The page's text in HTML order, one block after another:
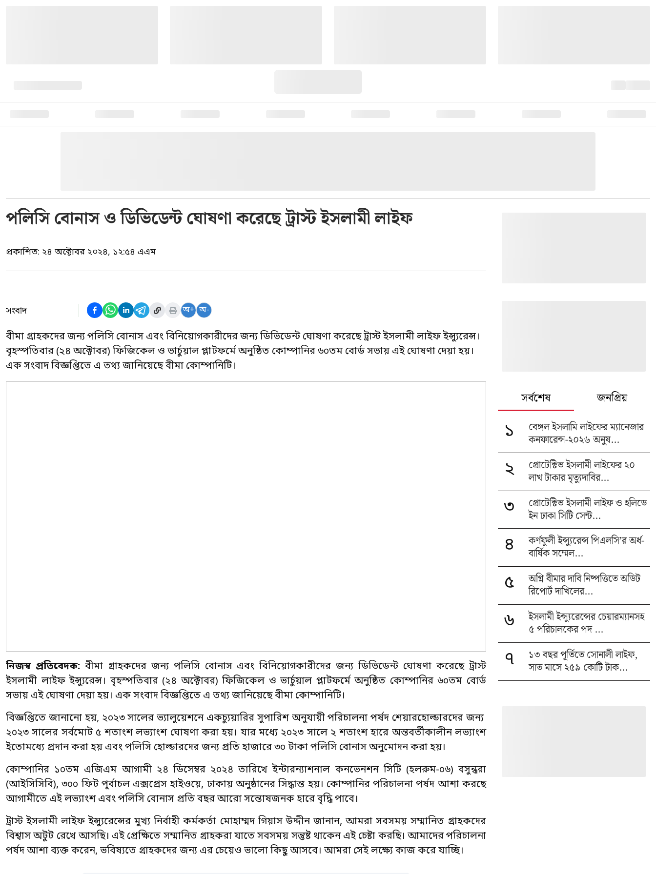
পলিসি বোনাস ও ডিভিডেন্ট ঘোষণা করেছে ট্রাস্ট ইসলামী লাইফ
প্রকাশিত: ২৪ অক্টোবর ২০২৪, ১২:৫৪ এএম
সংবাদ অ+ অ-
বীমা গ্রাহকদের জন্য পলিসি বোনাস এবং বিনিয়োগকারীদের জন্য ডিভিডেন্ট ঘোষণা করেছে ট্রাস্ট ইসলামী লাইফ ইন্স্যুরেন্স।
বৃহস্পতিবার (২৪ অক্টোবর) ফিজিকেল ও ভার্চুয়াল প্লাটফর্মে অনুষ্ঠিত কোম্পানির ৬০তম বোর্ড সভায় এই ঘোষণা দেয়া হয়।
এক সংবাদ বিজ্ঞপ্তিতে এ তথ্য জানিয়েছে বীমা কোম্পানিটি।
নিজস্ব প্রতিবেদক:বীমা গ্রাহকদের জন্য পলিসি বোনাস এবং বিনিয়োগকারীদের জন্য ডিভিডেন্ট ঘোষণা করেছে ট্রাস্ট
ইসলামী লাইফ ইন্স্যুরেন্স। বৃহস্পতিবার (২৪ অক্টোবর) ফিজিকেল ও ভার্চুয়াল প্লাটফর্মে অনুষ্ঠিত কোম্পানির ৬০তম বোর্ড
সভায় এই ঘোষণা দেয়া হয়। এক সংবাদ বিজ্ঞপ্তিতে এ তথ্য জানিয়েছে বীমা কোম্পানিটি।
বিজ্ঞপ্তিতে জানানো হয়, ২০২৩ সালের ভ্যালুয়েশনে একচ্যুয়ারির সুপারিশ অনুযায়ী পরিচালনা পর্ষদ শেয়ারহোল্ডারদের জন্য
২০২৩ সালের সর্বমোট ৫ শতাংশ লভ্যাংশ ঘোষণা করা হয়। যার মধ্যে ২০২৩ সালে ২ শতাংশ হারে অন্তবর্তীকালীন লভ্যাংশ
ইতোমধ্যে প্রদান করা হয় এবং পলিসি হোল্ডারদের জন্য প্রতি হাজারে ৩০ টাকা পলিসি বোনাস অনুমোদন করা হয়।
কোম্পানির ১০তম এজিএম আগামী ২৪ ডিসেম্বর ২০২৪ তারিখে ইন্টারন্যাশনাল কনভেনশন সিটি (হলরুম-০৬) বসুন্ধরা
(আইসিসিবি), ৩০০ ফিট পূর্বাচল এক্সপ্রেস হাইওয়ে, ঢাকায় অনুষ্ঠানের সিদ্ধান্ত হয়। কোম্পানির পরিচালনা পর্ষদ আশা করছে
আগামীতে এই লভ্যাংশ এবং পলিসি বোনাস প্রতি বছর আরো সন্তোষজনক হারে বৃদ্ধি পাবে।
ট্রাস্ট ইসলামী লাইফ ইন্স্যুরেন্সের মুখ্য নির্বাহী কর্মকর্তা মোহাম্মদ গিয়াস উদ্দীন জানান, আমরা সবসময় সম্মানিত গ্রাহকদের
বিশ্বাস অটুট রেখে আসছি। এই প্রেক্ষিতে সম্মানিত গ্রাহকরা যাতে সবসময় সন্তুষ্ট থাকেন এই চেষ্টা করছি। আমাদের পরিচালনা
পর্ষদ আশা ব্যক্ত করেন, ভবিষ্যতে গ্রাহকদের জন্য এর চেয়েও ভালো কিছু আসবে। আমরা সেই লক্ষ্যে কাজ করে যাচ্ছি।
সর্বশেষ জনপ্রিয়
১
বেঙ্গল ইসলামি লাইফের ম্যানেজার
কনফারেন্স-২০২৬ অনুষ...
২
প্রোটেক্টিভ ইসলামী লাইফের ২০
লাখ টাকার মৃত্যুদাবির...
৩
প্রোটেক্টিভ ইসলামী লাইফ ও হলিডে
ইন ঢাকা সিটি সেন্ট...
৪
কর্ণফুলী ইন্স্যুরেন্স পিএলসি’র অর্ধ-
বার্ষিক সম্মেল...
৫
অগ্নি বীমার দাবি নিষ্পত্তিতে অডিট
রিপোর্ট দাখিলের...
৬
ইসলামী ইন্স্যুরেন্সের চেয়ারম্যানসহ
৫ পরিচালকের পদ ...
৭
১৩ বছর পূর্তিতে সোনালী লাইফ,
সাত মাসে ২৫৯ কোটি টাক...